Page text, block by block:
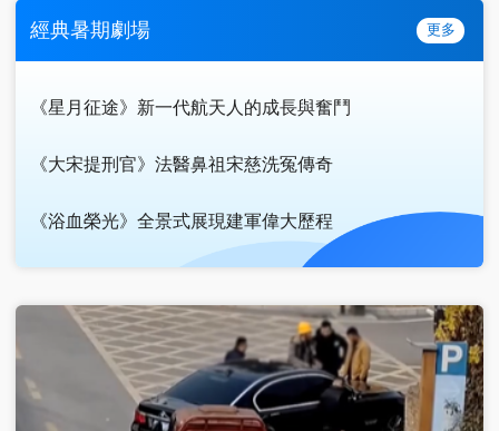
經典暑期劇場 更多
《星月征途》新一代航天人的成長與奮鬥
《大宋提刑官》法醫鼻祖宋慈洗冤傳奇
《浴血榮光》全景式展現建軍偉大歷程